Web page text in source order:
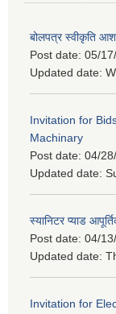
बोलपत्र स्वीकृति
Post date: 05/
Updated date:
Invitation for
Machinary
Post date: 04/
Updated date:
स्यानिटर प्याड
Post date: 04/
Updated date:
Invitation for